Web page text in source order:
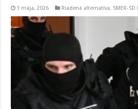
3 mája, 2026 Riadená alternatíva, SMER-